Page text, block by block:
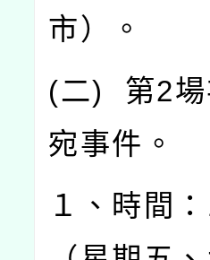
市）。
(二) 第2
宛事件。
１、時間：